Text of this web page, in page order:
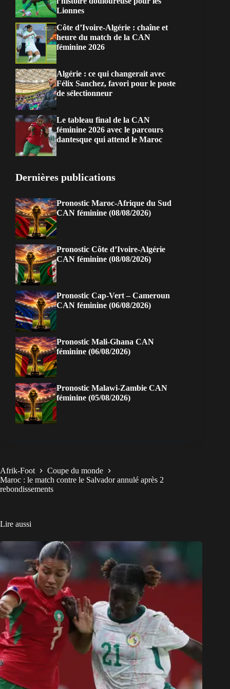
Lionnes
Côte d’Ivoire-Algérie : chaîne et
heure du match de la CAN
féminine 2026
Algérie : ce qui changerait avec
Félix Sanchez, favori pour le poste
de sélectionneur
Le tableau final de la CAN
féminine 2026 avec le parcours
dantesque qui attend le Maroc
Dernières publications
Pronostic Maroc-Afrique du Sud
CAN féminine (08/08/2026)
Pronostic Côte d’Ivoire-Algérie
CAN féminine (08/08/2026)
Pronostic Cap-Vert – Cameroun
CAN féminine (06/08/2026)
Pronostic Mali-Ghana CAN
féminine (06/08/2026)
Pronostic Malawi-Zambie CAN
féminine (05/08/2026)
Afrik-Foot
Coupe du monde
Maroc : le match contre le Salvador annulé après 2
rebondissements
Lire aussi